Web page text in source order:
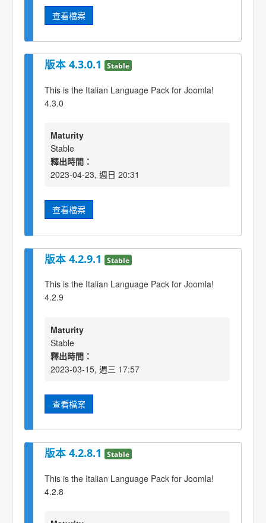
查看檔案
版本 4.3.0.1 Stable
This is the Italian Language Pack for Joomla!
4.3.0
Maturity
Stable
釋出時間：
2023-04-23, 週日 20:31
查看檔案
版本 4.2.9.1 Stable
This is the Italian Language Pack for Joomla!
4.2.9
Maturity
Stable
釋出時間：
2023-03-15, 週三 17:57
查看檔案
版本 4.2.8.1 Stable
This is the Italian Language Pack for Joomla!
4.2.8